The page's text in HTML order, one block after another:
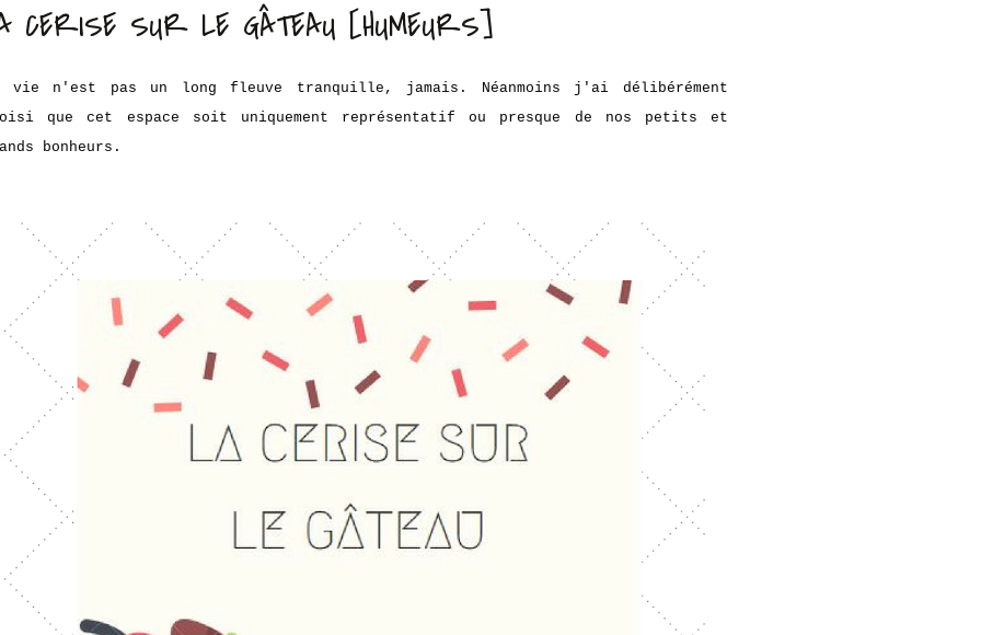
CERISE SUR LE GÂTEAU [HUMEURS]
vie n'est pas un long fleuve tranquille, jamais. Néanmoins j'ai délibérément
que cet espace soit uniquement représentatif ou presque de nos petits et
bonheurs.